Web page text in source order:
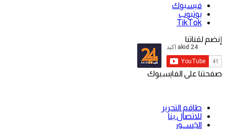
فيسبوك
يوتيوب
‫TikTok
إنضم لقناتنا
صفحتنا على الفايسبوك
طاقم التحرير
للاتصال بنا
الجَســور